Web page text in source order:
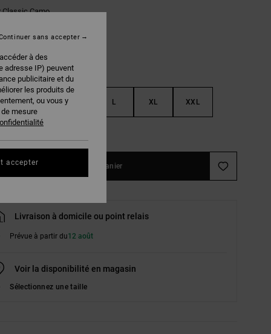
Classic Camo
S L XL XXL
Ajouter au panier
Livraison à domicile ou point relais
Prévue à partir du12 août
Voir la disponibilité en magasin
Sélectionnez une taille
à des
adresse IP) peuvent
publicitaire et du
les produits de
ou vous y
mesure
sans accepter
accepter